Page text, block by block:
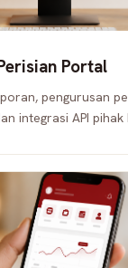
Portal
pengurusan
integrasi API pihak